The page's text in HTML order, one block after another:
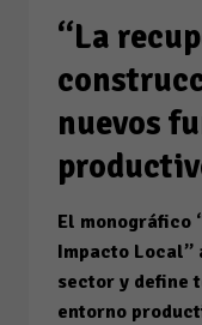
“La
nuevos
El monográfico
Impacto
sector y define
entorno